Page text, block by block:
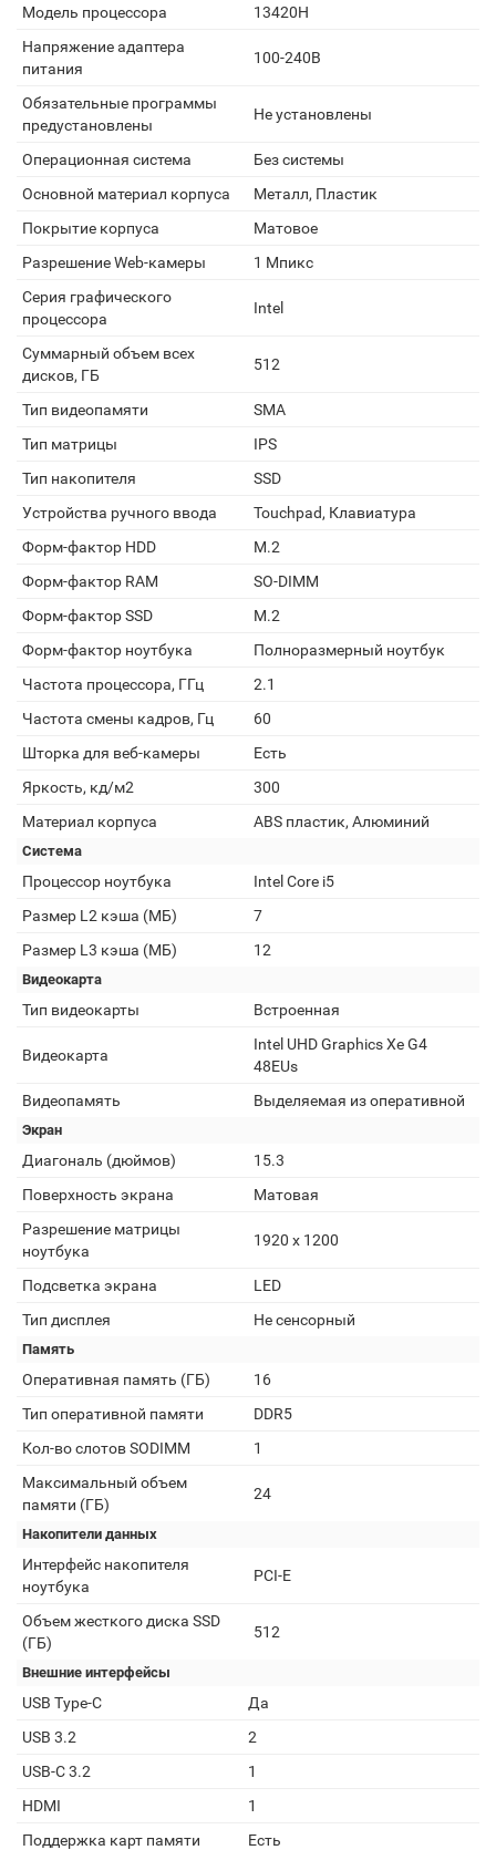
Модель процессора
13420H
Напряжение адаптера
питания
100-240В
Обязательные программы
предустановлены
Не установлены
Операционная система
Без системы
Основной материал корпуса
Металл, Пластик
Покрытие корпуса
Матовое
Разрешение Web-камеры
1 Мпикс
Серия графического
процессора
Intel
Суммарный объем всех
дисков, ГБ
512
Тип видеопамяти
SMA
Тип матрицы
IPS
Тип накопителя
SSD
Устройства ручного ввода
Touchpad, Клавиатура
Форм-фактор HDD
M.2
Форм-фактор RAM
SO-DIMM
Форм-фактор SSD
M.2
Форм-фактор ноутбука
Полноразмерный ноутбук
Частота процессора, ГГц
2.1
Частота смены кадров, Гц
60
Шторка для веб-камеры
Есть
Яркость, кд/м2
300
Материал корпуса
ABS пластик, Алюминий
Система
Процессор ноутбука
Intel Core i5
Размер L2 кэша (МБ)
7
Размер L3 кэша (МБ)
12
Видеокарта
Тип видеокарты Встроенная
Видеокарта
Intel UHD Graphics Xe G4
48EUs
Видеопамять
Выделяемая из оперативной
Экран
Диагональ (дюймов)
15.3
Поверхность экрана
Матовая
Разрешение матрицы
ноутбука
1920 x 1200
Подсветка экрана
LED
Тип дисплея
Не сенсорный
Память
Оперативная память (ГБ)
16
Тип оперативной памяти
DDR5
Кол-во слотов SODIMM
1
Максимальный объем
памяти (ГБ)
24
Накопители данных
Интерфейс накопителя
ноутбука
PCI-E
Объем жесткого диска SSD
(ГБ)
512
Внешние интерфейсы
USB Type-C
Да
USB 3.2
2
USB-C 3.2
1
HDMI
1
Поддержка карт памяти
Есть